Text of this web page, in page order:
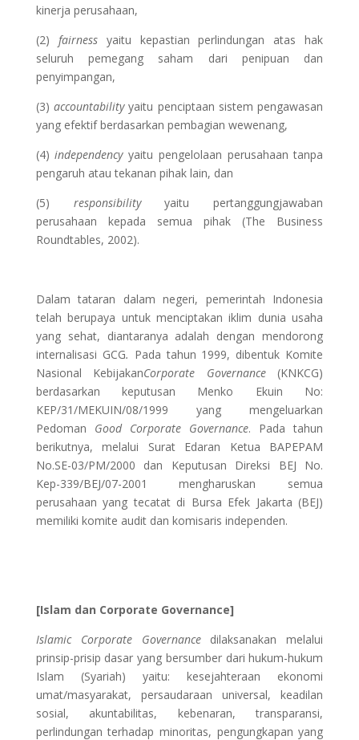
kinerja perusahaan,
(2) fairnessyaitu kepastian perlindungan atas hak
seluruh pemegang saham dari penipuan dan
penyimpangan,
(3)accountabilityyaitu penciptaan sistem pengawasan
yang efektif berdasarkan pembagian wewenang,
(4)independencyyaitu pengelolaan perusahaan tanpa
pengaruh atau tekanan pihak lain, dan
(5) responsibilityyaitu pertanggungjawaban
perusahaan kepada semua pihak (The Business
Roundtables, 2002).
Dalam tataran dalam negeri, pemerintah Indonesia
telah berupaya untuk menciptakan iklim dunia usaha
yang sehat, diantaranya adalah dengan mendorong
internalisasi GCG. Pada tahun 1999, dibentuk Komite
Nasional KebijakanCorporate Governance(KNKCG)
berdasarkan keputusan Menko Ekuin No:
KEP/31/MEKUIN/08/1999 yang mengeluarkan
Pedoman Good Corporate Governance. Pada tahun
berikutnya, melalui Surat Edaran Ketua BAPEPAM
No.SE-03/PM/2000 dan Keputusan Direksi BEJ No.
Kep-339/BEJ/07-2001 mengharuskan semua
perusahaan yang tecatat di Bursa Efek Jakarta (BEJ)
memiliki komite audit dan komisaris independen.
[Islam dan Corporate Governance]
Islamic
Corporate Governance dilaksanakan melalui
prinsip-prisip dasar yang bersumber dari hukum-hukum
Islam (Syariah) yaitu: kesejahteraan ekonomi
umat/masyarakat, persaudaraan universal, keadilan
sosial, akuntabilitas, kebenaran, transparansi,
perlindungan terhadap minoritas, pengungkapan yang